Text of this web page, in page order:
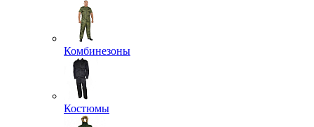
Комбинезоны
Костюмы